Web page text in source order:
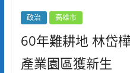
政治 高雄市
60年難耕地 林岱
產業園區獲新生